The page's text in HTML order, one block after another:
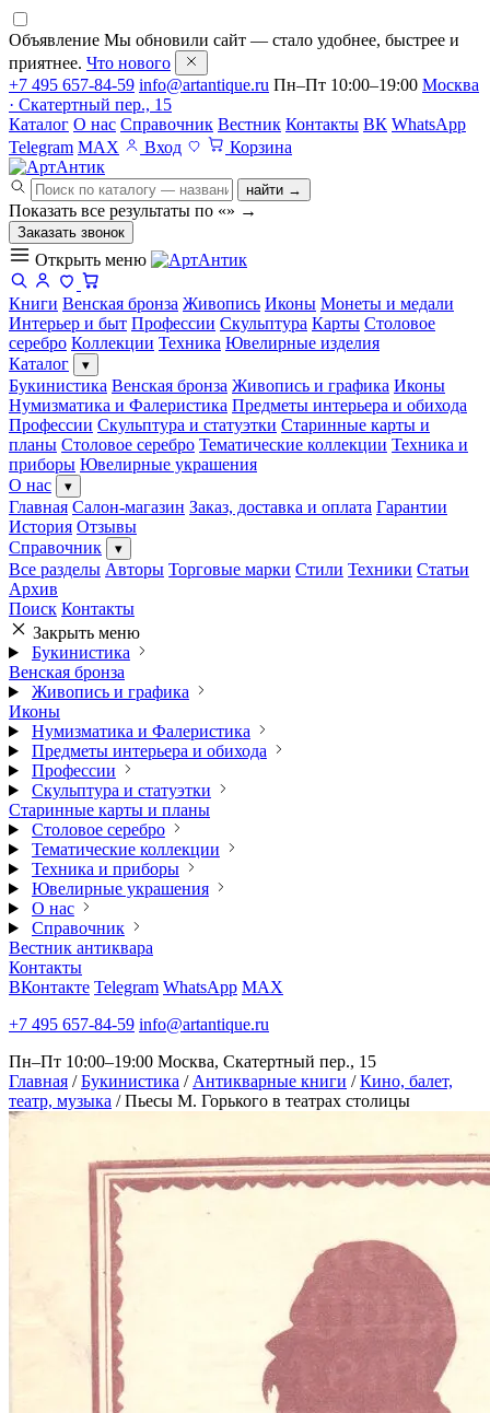
Объявление Мы обновили сайт — стало удобнее, быстрее и
приятнее. Что нового
+7 495 657-84-59 info@artantique.ru Пн–Пт 10:00–19:00 Москва
· Скатертный пер., 15
Каталог О нас Справочник Вестник Контакты ВК WhatsApp
Telegram MAX Вход Корзина
найти →
Показать все результаты по «» →
Заказать звонок
Открыть меню
Книги Венская бронза Живопись Иконы Монеты и медали
Интерьер и быт Профессии Скульптура Карты Столовое
серебро Коллекции Техника Ювелирные изделия
Каталог
▾
Букинистика Венская бронза Живопись и графика Иконы
Нумизматика и Фалеристика Предметы интерьера и обихода
Профессии Скульптура и статуэтки Старинные карты и
планы Столовое серебро Тематические коллекции Техника и
приборы Ювелирные украшения
О нас
▾
Главная Салон-магазин Заказ, доставка и оплата Гарантии
История Отзывы
Справочник
▾
Все разделы Авторы Торговые марки Стили Техники Статьи
Архив
Поиск Контакты
Закрыть меню
Букинистика
Венская бронза
Живопись и графика
Иконы
Нумизматика и Фалеристика
Предметы интерьера и обихода
Профессии
Скульптура и статуэтки
Старинные карты и планы
Столовое серебро
Тематические коллекции
Техника и приборы
Ювелирные украшения
О нас
Справочник
Вестник антиквара
Контакты
ВКонтакте Telegram WhatsApp MAX
+7 495 657-84-59 info@artantique.ru
Пн–Пт 10:00–19:00 Москва, Скатертный пер., 15
Главная / Букинистика / Антикварные книги / Кино, балет,
театр, музыка / Пьесы М. Горького в театрах столицы